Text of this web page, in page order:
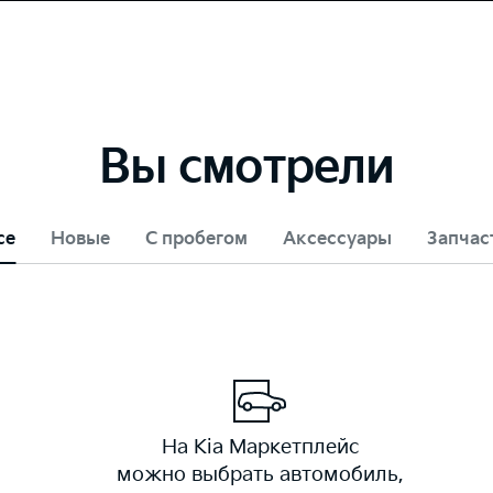
Вы смотрели
Новые С пробегом Аксессуары
На Kia Маркетплейс
можно выбрать автомобиль,